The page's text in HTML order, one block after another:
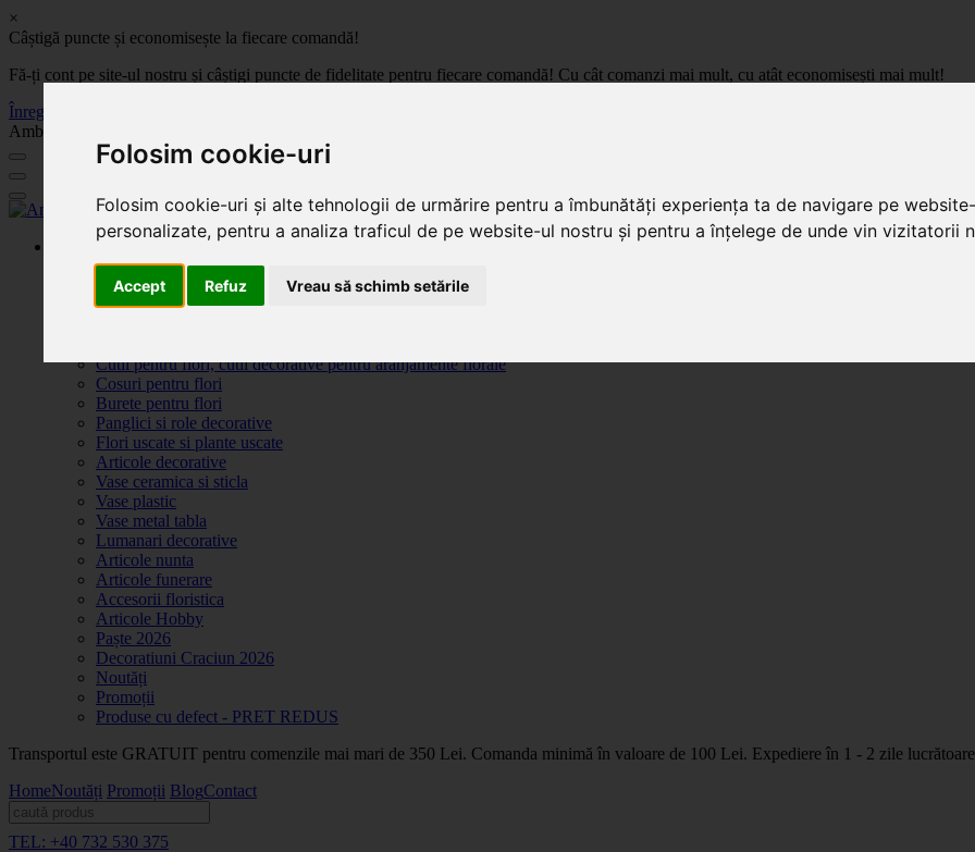
Folosim cookie-uri
Folosim cookie-uri și alte tehnologii de urmărire pentru a îmbunătăți experiența ta de navigare pe
personalizate, pentru a analiza traficul de pe website-ul nostru și pentru a înțelege de unde vin vizitatorii
Accept Refuz Vreau să schimb setările
×
Câștigă puncte și economisește la fiecare comandă!
Fă-ți cont pe site-ul nostru și câștigi puncte de fidelitate pentru fiecare comandă! Cu cât comanzi mai mult, cu atât economisești mai mult!
Înregistrează-te acum
Ambalaje, decoratiuni si accesorii pentru flori. Produse de calitate la pret de importator, cu livrare in toata Romania.
Produse
Plante artificiale la ghiveci
Ambalaje pentru flori
Flori de săpun
Cutii pentru flori, cutii decorative pentru aranjamente florale
Cosuri pentru flori
Burete pentru flori
Panglici si role decorative
Flori uscate si plante uscate
Articole decorative
Vase ceramica si sticla
Vase plastic
Vase metal tabla
Lumanari decorative
Articole nunta
Articole funerare
Accesorii floristica
Articole Hobby
Paște 2026
Decoratiuni Craciun 2026
Noutăți
Promoții
Produse cu defect - PRET REDUS
Transportul este GRATUIT pentru comenzile mai mari de 350 Lei. Comanda minimă în valoare de 100 Lei. Expediere în 1 - 2 zile
HomeNoutăți Promoții BlogContact
TEL: +40 732 530 375